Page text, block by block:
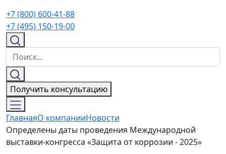
+7 (800) 600-41-88
+7 (495) 150-19-00
Получить консультацию
ГлавнаяО компанииНовости
Определены даты проведения Международной
выставки-конгресса «Защита от коррозии - 2025»